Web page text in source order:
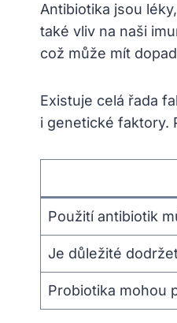
Antibiotika jsou
také vliv na naši
což může mít
Existuje celá řada
i genetické faktory.
Použití antibiotik
Je důležité
Probiotika mohou